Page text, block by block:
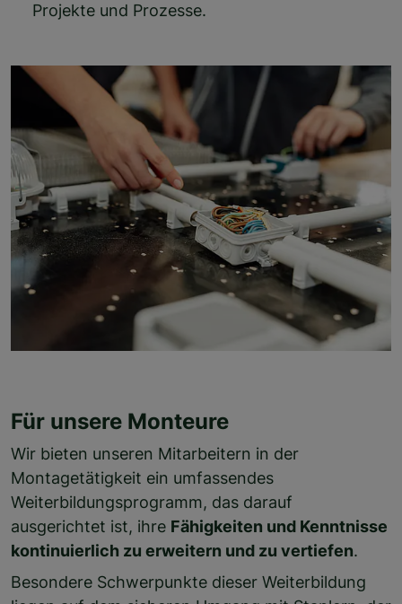
Projekte und Prozesse.
Für unsere Monteure
Wir bieten unseren Mitarbeitern in der
Montagetätigkeit ein umfassendes
Weiterbildungsprogramm, das darauf
ausgerichtet ist, ihre Fähigkeiten und Kenntnisse
kontinuierlich zu erweitern und zu vertiefen.
Besondere Schwerpunkte dieser Weiterbildung